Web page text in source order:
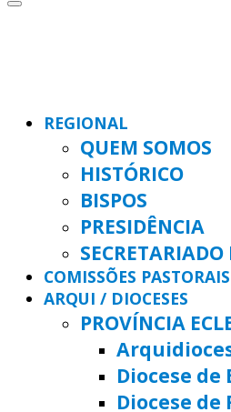
REGIONAL
QUEM SOMOS
HISTÓRICO
BISPOS
PRESIDÊNCIA
COMISSÕES PASTORAIS
ARQUI / DIOCESES
PROVÍNCIA
Diocese de
Diocese